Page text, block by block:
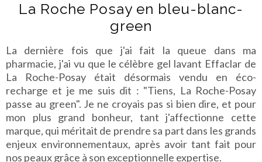
La Roche Posay en bleu-blanc-
green
La dernière fois que j'ai fait la queue dans ma
pharmacie, j'ai vu que le célèbre gel lavant Effaclar de
La Roche-Posay était désormais vendu en éco-
recharge et je me suis dit : "Tiens, La Roche-Posay
passe au green". Je ne croyais pas si bien dire, et pour
mon plus grand bonheur, tant j'affectionne cette
marque, qui méritait de prendre sa part dans les grands
enjeux environnementaux, après avoir tant fait pour
nos peaux grâce à son exceptionnelle expertise.